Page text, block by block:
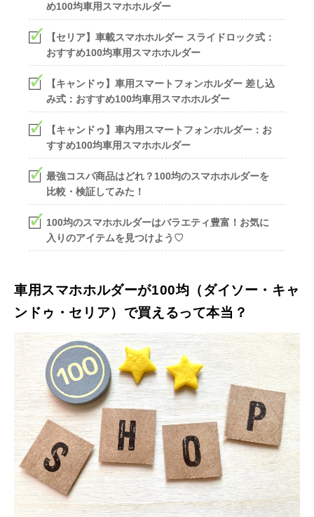
め100均車用スマホホルダー
【セリア】車載スマホホルダー スライドロック式：
おすすめ100均車用スマホホルダー
【キャンドゥ】車用スマートフォンホルダー 差し込
み式：おすすめ100均車用スマホホルダー
【キャンドゥ】車内用スマートフォンホルダー：お
すすめ100均車用スマホホルダー
最強コスパ商品はどれ？100均のスマホホルダーを
比較・検証してみた！
100均のスマホホルダーはバラエティ豊富！お気に
入りのアイテムを見つけよう♡
車用スマホホルダーが100均（ダイソー・キャ
ンドゥ・セリア）で買えるって本当？